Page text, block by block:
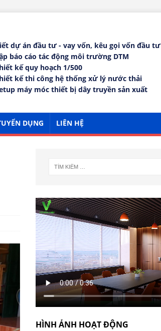
dự án đầu tư - vay vốn, kêu gọi vốn đầu tư
báo cáo tác động môi trường DTM
kế quy hoạch 1/500
kế thi công hệ thống xử lý nước thải
máy móc thiết bị dây truyền sản xuất
DỤNG LIÊN HỆ
HÌNH ẢNH HOẠT ĐỘNG